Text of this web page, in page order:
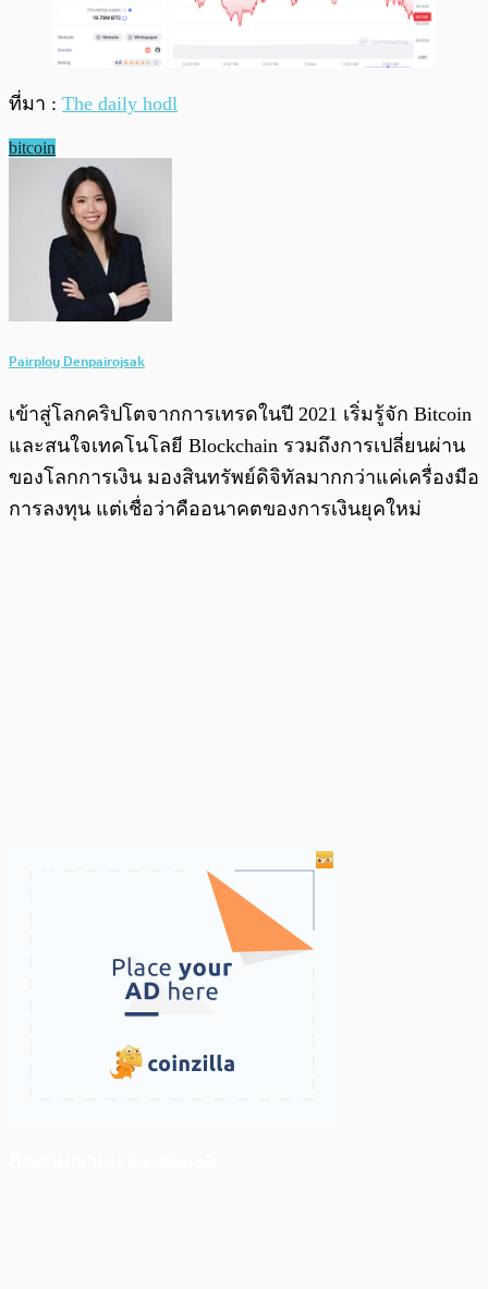
ที่มา : The daily hodl
bitcoin
Pairploy Denpairojsak
เข้าสู่โลกคริปโตจากการเทรดในปี 2021 เริ่มรู้จัก Bitcoin
และสนใจเทคโนโลยี Blockchain รวมถึงการเปลี่ยนผ่าน
ของโลกการเงิน มองสินทรัพย์ดิจิทัลมากกว่าแค่เครื่องมือ
การลงทุน แต่เชื่อว่าคืออนาคตของการเงินยุคใหม่